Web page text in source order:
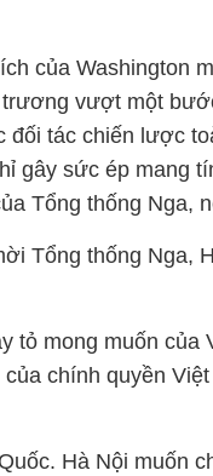
của Washington
vượt một
tác chiến lược
gây sức ép mang
Tổng thống Nga,
Tổng thống Nga,
tỏ mong muốn của
chính quyền
Hà Nội muốn